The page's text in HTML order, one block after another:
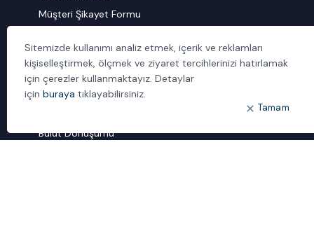
Müşteri Şikayet Formu
İletişim
Bulut Dönüşümü
Sitemizde kullanımı analiz etmek, içerik ve reklamları
kişiselleştirmek, ölçmek ve ziyaret tercihlerinizi hatırlamak
için çerezler kullanmaktayız. Detaylar
için buraya tıklayabilirsiniz.
Tamam